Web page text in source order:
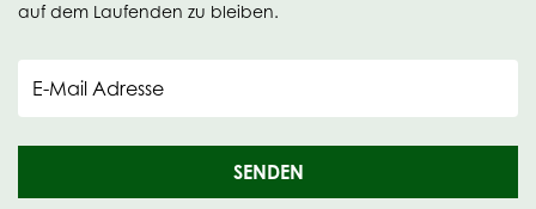
auf dem Laufenden zu bleiben.
E-Mail Adresse
SENDEN